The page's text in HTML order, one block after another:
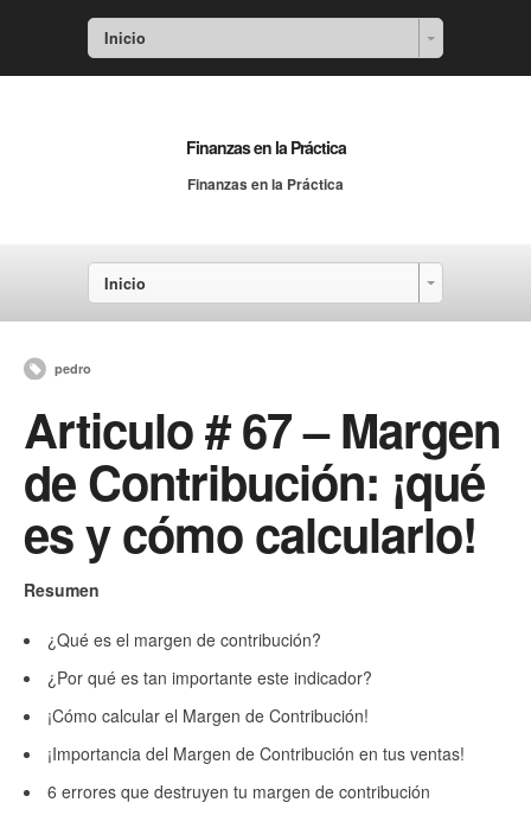
Inicio
Finanzas en la Práctica
Finanzas en la Práctica
Inicio
pedro
Articulo # 67 – Margen
de Contribución: ¡qué
es y cómo calcularlo!
Resumen
¿Qué es el margen de contribución?
¿Por qué es tan importante este indicador?
¡Cómo calcular el Margen de Contribución!
¡Importancia del Margen de Contribución en tus ventas!
6 errores que destruyen tu margen de contribución